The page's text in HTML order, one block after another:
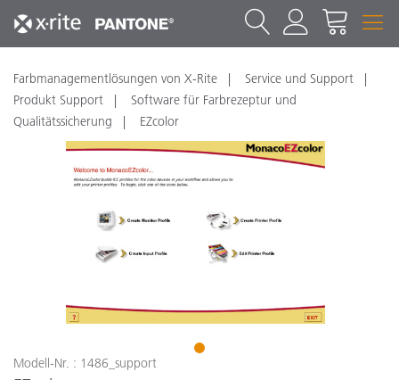
Farbmanagementlösungen von X-Rite
Service und Support
Produkt Support
Software für Farbrezeptur und
Qualitätssicherung
EZcolor
1
Modell-Nr. : 1486_support